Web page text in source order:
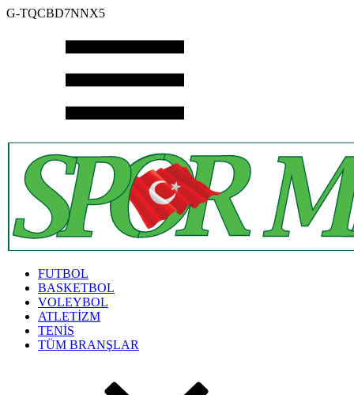
G-TQCBD7NNX5
FUTBOL
BASKETBOL
VOLEYBOL
ATLETİZM
TENİS
TÜM BRANŞLAR